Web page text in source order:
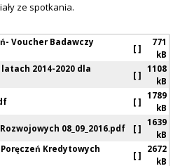
ze spotkania.
Voucher Badawczy
[ ]
771
kB
2014-2020 dla
[ ]
1108
kB
[ ]
1789
kB
08_09_2016.pdf
[ ]
1639
kB
Kredytowych
[ ]
2672
kB